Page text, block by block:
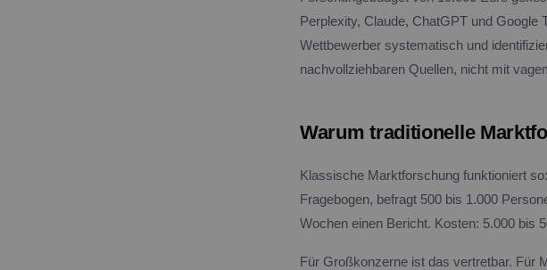
Perplexity, Claude, ChatGPT und
Wettbewerber systematisch und
nachvollziehbaren Quellen, nicht mit
Warum traditionelle
Klassische Marktforschung funktioniert
Fragebogen, befragt 500 bis 1.000
Wochen einen Bericht. Kosten: 5.000 bis
Für Großkonzerne ist das vertretbar. Für